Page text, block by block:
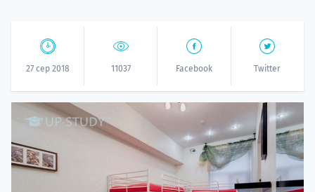
27 сер 2018 11037 Facebook Twitter